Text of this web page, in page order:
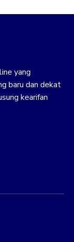
yang
baru dan dekat
kearifan